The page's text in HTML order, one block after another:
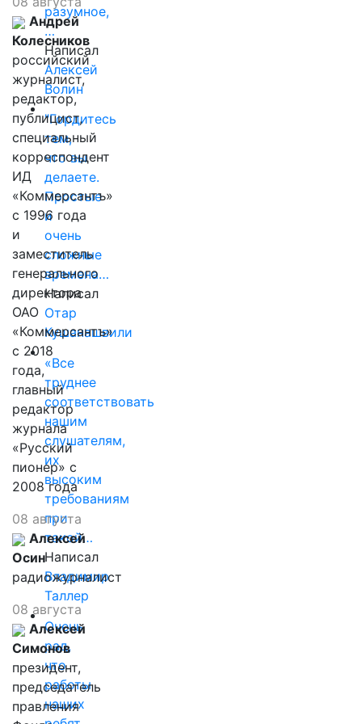
разумное,
…
Написал
Алексей
Волин
"Гордитесь
тем,
что вы
делаете.
Простые
и
очень
сложные
времена…
Написал
Отар
Кушанашвили
«Все
труднее
соответствовать
нашим
слушателям,
их
высоким
требованиям
при
такой…
Написал
Владимир
Таллер
Очень
рад,
что
работы
наших
Андрей
Колесников
российский
журналист,
редактор,
публицист,
специальный
корреспондент
ИД
«Коммерсантъ»
с 1996 года
и
заместитель
генерального
директора
ОАО
«Коммерсантъ»
с 2018
года,
главный
редактор
журнала
«Русский
пионер» с
2008 года
08 августа
Алексей
Осин
радиожурналист
08 августа
Алексей
Симонов
президент,
председатель
правления